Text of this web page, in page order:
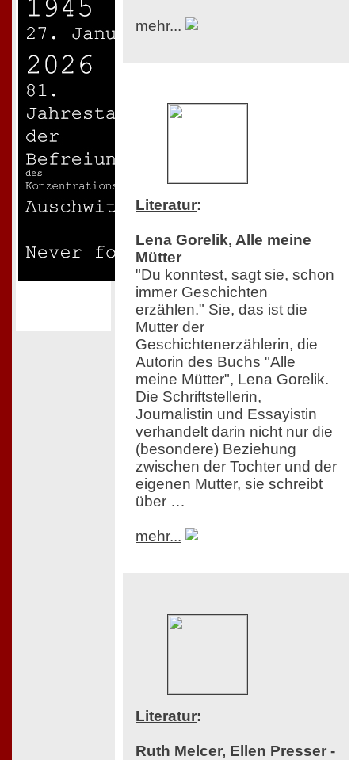
mehr...
Literatur:
Lena Gorelik, Alle meine
Mütter
"Du konntest, sagt sie, schon
immer Geschichten
erzählen." Sie, das ist die
Mutter der
Geschichtenerzählerin, die
Autorin des Buchs "Alle
meine Mütter", Lena Gorelik.
Die Schriftstellerin,
Journalistin und Essayistin
verhandelt darin nicht nur die
(besondere) Beziehung
zwischen der Tochter und der
eigenen Mutter, sie schreibt
über …
mehr...
Literatur:
Ruth Melcer, Ellen Presser -